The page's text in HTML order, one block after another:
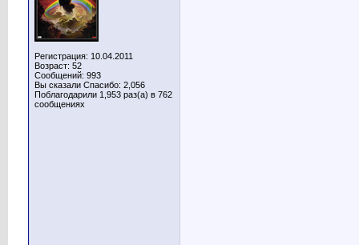
Регистрация: 10.04.2011
Возраст: 52
Сообщений: 993
Вы сказали Спасибо: 2,056
Поблагодарили 1,953 раз(а) в 762
сообщениях